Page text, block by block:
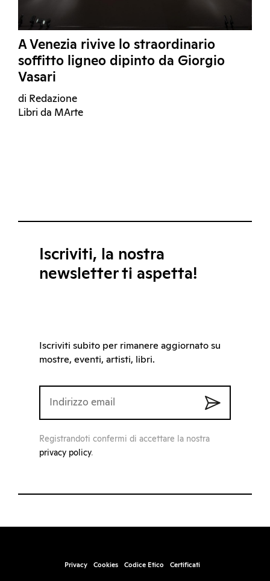
A Venezia rivive lo straordinario
soffitto ligneo dipinto da Giorgio
Vasari
di Redazione
Libri da MArte
Iscriviti, la nostra
newsletter ti aspetta!
Iscriviti subito per rimanere aggiornato su
mostre, eventi, artisti, libri.
Registrandoti confermi di accettare la nostra
privacy policy.
Privacy Cookies Codice Etico Certificati